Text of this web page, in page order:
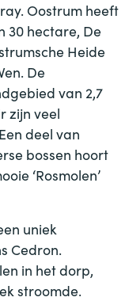
Oostrum heeft
30 hectare, De
Heide
De
van 2,7
zijn veel
deel van
bossen hoort
‘Rosmolen’
uniek
Cedron.
in het dorp,
stroomde.